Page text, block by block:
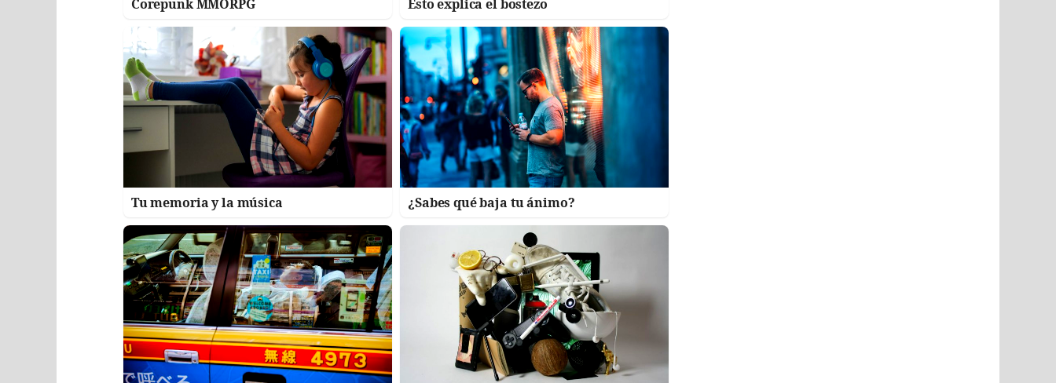
Corepunk MMORPG Esto explica el bostezo
Tu memoria y la música ¿Sabes qué baja tu ánimo?